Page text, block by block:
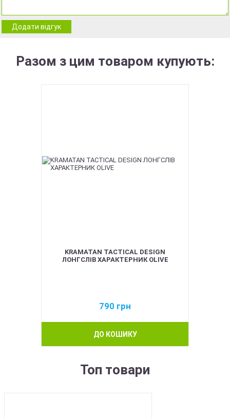
Додати відгук
Разом з цим товаром купують:
KRAMATAN TACTICAL DESIGN
ЛОНГСЛІВ ХАРАКТЕРНИК OLIVE
790 грн
ДО КОШИКУ
Топ товари